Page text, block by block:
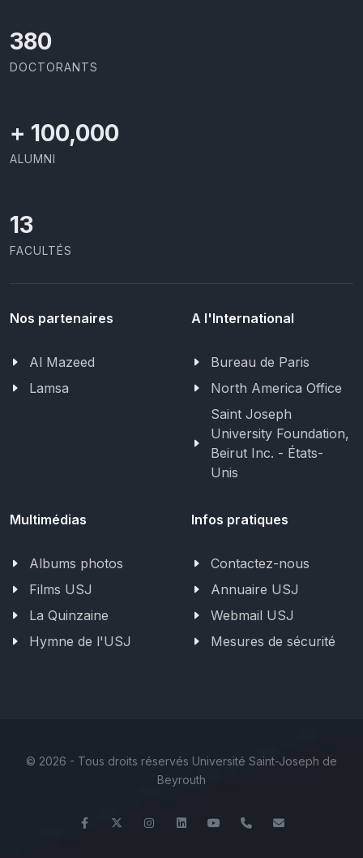
414
DOCTORANTS
+ 100,000
ALUMNI
13
FACULTÉS
Nos partenaires
Al Mazeed
Lamsa
A l'International
Bureau de Paris
North America Office
Saint Joseph
University Foundation,
Beirut Inc. - États-
Unis
Multimédias
Albums photos
Films USJ
La Quinzaine
Hymne de l'USJ
Infos pratiques
Contactez-nous
Annuaire USJ
Webmail USJ
Mesures de sécurité
© 2026 - Tous droits réservés Université Saint-Joseph de
Beyrouth
FacebookTwitter InstagramLinkedInYouTube+961 (1) 421 000